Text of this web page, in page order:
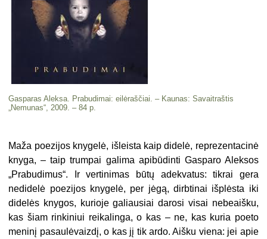
Gasparas Aleksa. Prabudimai: eilėraščiai. – Kaunas: Savaitraštis
„Nemunas“, 2009. – 84 p.
Maža poezijos knygelė, išleista kaip didelė, reprezentacinė
knyga, – taip trumpai galima apibūdinti Gasparo Aleksos
„Prabudimus“. Ir vertinimas būtų adekvatus: tikrai gera
nedidelė poezijos knygelė, per jėgą, dirbtinai iš­plėsta iki
didelės knygos, kurioje ga­liausiai darosi visai nebeaišku,
kas šiam rinkiniui reikalinga, o kas – ne, kas kuria poeto
meninį pasaulėvaizdį, o kas jį tik ardo. Aišku viena: jei apie